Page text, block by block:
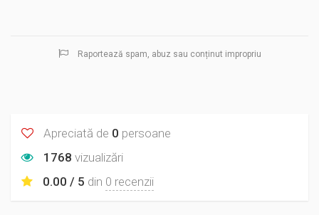
Raportează spam, abuz sau conținut impropriu
Apreciată de 0 persoane
1768 vizualizări
0.00 / 5 din 0 recenzii